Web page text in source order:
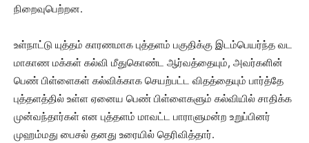
நிறைவுபெற்றன.
உள்நாட்டு யுத்தம் காரணமாக புத்தளம் பகுதிக்கு இடம்பெயர்ந்த வட
மாகாண மக்கள் கல்வி மீதுகொண்ட ஆர்வத்தையும், அவர்களின்
பெண் பிள்ளைகள் கல்விக்காக செயற்பட்ட விதத்தையும் பார்த்தே
புத்தளத்தில் உள்ள ஏனைய பெண் பிள்ளைகளும் கல்வியில் சாதிக்க
முன்வந்தார்கள் என புத்தளம் மாவட்ட பாராளுமன்ற உறுப்பினர்
முஹம்மது பைசல் தனது உரையில் தெரிவித்தார்.